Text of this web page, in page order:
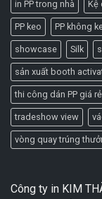
in PP trong nhà Kệ
PP keo PP không
showcase Silk
sản xuất booth
thi công dán PP giá rẻ
tradeshow view
vòng quay trúng
Công ty in KIM